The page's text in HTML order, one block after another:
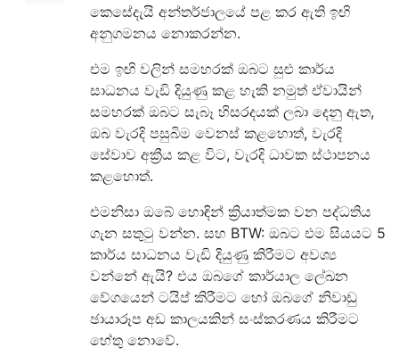
කෙසේදැයි අන්තර්ජාලයේ පළ කර ඇති ඉඟි
අනුගමනය නොකරන්න.
එම ඉඟි වලින් සමහරක් ඔබට සුළු කාර්ය
සාධනය වැඩි දියුණු කළ හැකි නමුත් ඒවායින්
සමහරක් ඔබට සැබෑ හිසරදයක් ලබා දෙනු ඇත,
ඔබ වැරදි පසුබිම වෙනස් කළහොත්, වැරදි
සේවාව අක්‍රීය කළ විට, වැරදි ධාවක ස්ථාපනය
කළහොත්.
එමනිසා ඔබේ හොඳින් ක්‍රියාත්මක වන පද්ධතිය
ගැන සතුටු වන්න. සහ BTW: ඔබට එම සියයට 5
කාර්ය සාධනය වැඩි දියුණු කිරීමට අවශ්‍ය
වන්නේ ඇයි? එය ඔබගේ කාර්යාල ලේඛන
වේගයෙන් ටයිප් කිරීමට හෝ ඔබගේ නිවාඩු
ඡායාරූප අඩ කාලයකින් සංස්කරණය කිරීමට
හේතු නොවේ.